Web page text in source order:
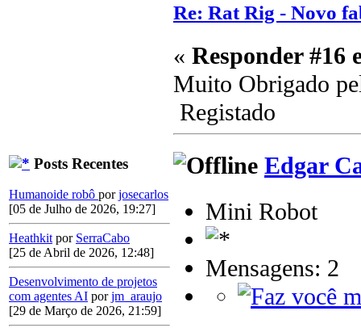
Posts Recentes
Humanoide robô porjosecarlos
[05 de Julho de 2026, 19:27]
Heathkit por SerraCabo
[25 de Abril de 2026, 12:48]
Desenvolvimento de projetos
com agentes AI porjm_araujo
[29 de Março de 2026, 21:59]
Re: Rat Rig - Novo
« Responder #16
Muito Obrigado
Registado
Edgar
Mini Robot
Mensagens: 2